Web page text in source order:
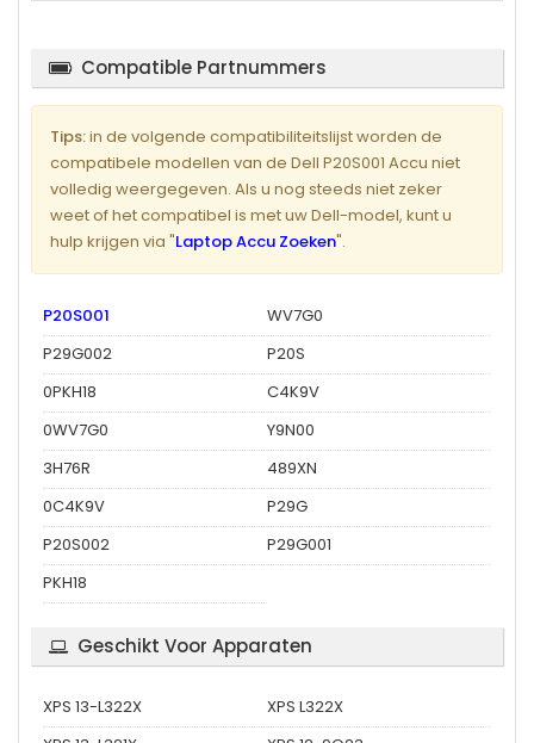
Compatible Partnummers
Tips:in de volgende compatibiliteitslijst worden de
compatibele modellen van de Dell P20S001 Accu niet
volledig weergegeven. Als u nog steeds niet zeker
weet of het compatibel is met uw Dell-model, kunt u
hulp krijgen via "Laptop Accu Zoeken".
P20S001
WV7G0
P29G002
P20S
0PKH18
C4K9V
0WV7G0
Y9N00
3H76R
489XN
0C4K9V
P29G
P20S002
P29G001
PKH18
Geschikt Voor Apparaten
XPS 13-L322X
XPS L322X